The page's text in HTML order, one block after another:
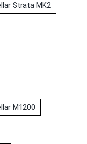
Strata MK2
M1200